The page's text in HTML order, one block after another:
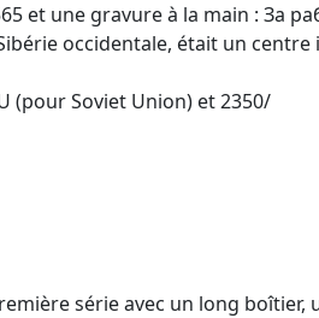
et une gravure à la main : За
occidentale, était un
(pour Soviet Union) et 2350/
série avec un long